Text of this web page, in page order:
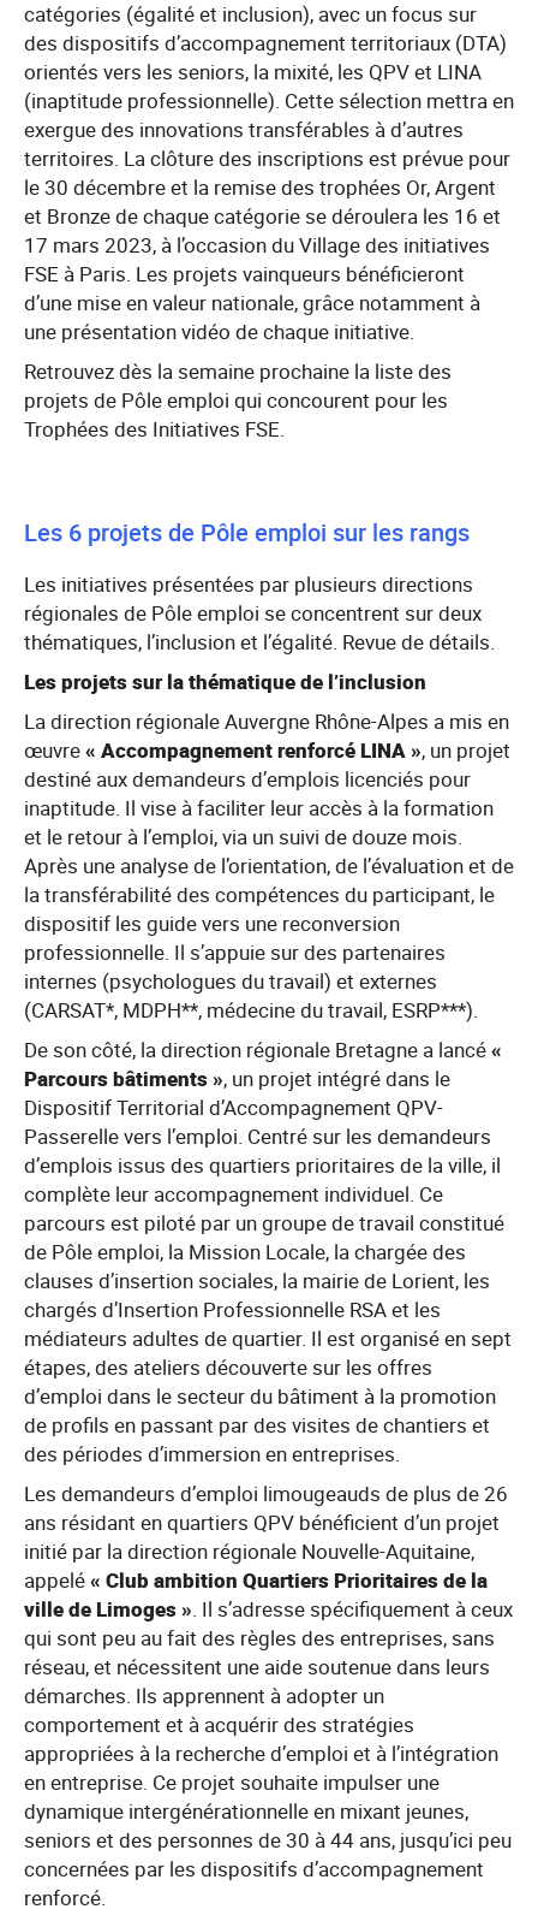
catégories (égalité et inclusion), avec un focus sur
des dispositifs d’accompagnement territoriaux (DTA)
orientés vers les seniors, la mixité, les QPV et LINA
(inaptitude professionnelle). Cette sélection mettra en
exergue des innovations transférables à d’autres
territoires. La clôture des inscriptions est prévue pour
le 30 décembre et la remise des trophées Or, Argent
et Bronze de chaque catégorie se déroulera les 16 et
17 mars 2023, à l’occasion du Village des initiatives
FSE à Paris. Les projets vainqueurs bénéficieront
d’une mise en valeur nationale, grâce notamment à
une présentation vidéo de chaque initiative.
Retrouvez dès la semaine prochaine la liste des
projets de Pôle emploi qui concourent pour les
Trophées des Initiatives FSE.
Les 6 projets de Pôle emploi sur les rangs
Les initiatives présentées par plusieurs directions
régionales de Pôle emploi se concentrent sur deux
thématiques, l’inclusion et l’égalité. Revue de détails.
Les projets sur la thématique de l’inclusion
La direction régionale Auvergne Rhône-Alpes a mis en
œuvre« Accompagnement renforcé LINA », un projet
destiné aux demandeurs d’emplois licenciés pour
inaptitude. Il vise à faciliter leur accès à la formation
et le retour à l’emploi, via un suivi de douze mois.
Après une analyse de l’orientation, de l’évaluation et de
la transférabilité des compétences du participant, le
dispositif les guide vers une reconversion
professionnelle. Il s’appuie sur des partenaires
internes (psychologues du travail) et externes
(CARSAT*, MDPH**, médecine du travail, ESRP***).
De son côté, la direction régionale Bretagne a lancé«
Parcours bâtiments », un projet intégré dans le
Dispositif Territorial d’Accompagnement QPV-
Passerelle vers l’emploi. Centré sur les demandeurs
d’emplois issus des quartiers prioritaires de la ville, il
complète leur accompagnement individuel. Ce
parcours est piloté par un groupe de travail constitué
de Pôle emploi, la Mission Locale, la chargée des
clauses d’insertion sociales, la mairie de Lorient, les
chargés d’Insertion Professionnelle RSA et les
médiateurs adultes de quartier. Il est organisé en sept
étapes, des ateliers découverte sur les offres
d’emploi dans le secteur du bâtiment à la promotion
de profils en passant par des visites de chantiers et
des périodes d’immersion en entreprises.
Les demandeurs d’emploi limougeauds de plus de 26
ans résidant en quartiers QPV bénéficient d’un projet
initié par la direction régionale Nouvelle-Aquitaine,
appelé« Club ambition Quartiers Prioritaires de la
ville de Limoges ». Il s’adresse spécifiquement à ceux
qui sont peu au fait des règles des entreprises, sans
réseau, et nécessitent une aide soutenue dans leurs
démarches. Ils apprennent à adopter un
comportement et à acquérir des stratégies
appropriées à la recherche d’emploi et à l’intégration
en entreprise. Ce projet souhaite impulser une
dynamique intergénérationnelle en mixant jeunes,
seniors et des personnes de 30 à 44 ans, jusqu’ici peu
concernées par les dispositifs d’accompagnement
renforcé.